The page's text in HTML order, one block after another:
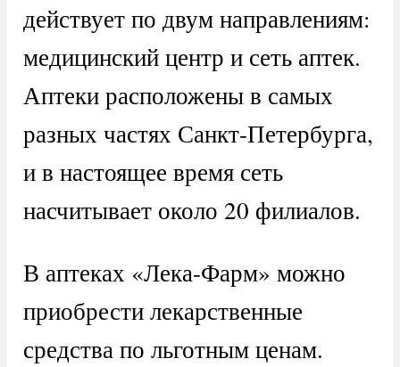
действует по двум направлениям:
медицинский центр и сеть аптек.
Аптеки расположены в самых
разных частях Санкт-Петербурга,
и в настоящее время сеть
насчитывает около 20 филиалов.
В аптеках «Лека-Фарм» можно
приобрести лекарственные
средства по льготным ценам.